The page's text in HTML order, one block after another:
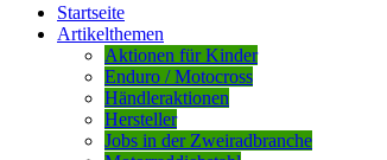
Startseite
Artikelthemen
Aktionen für Kinder
Enduro / Motocross
Händleraktionen
Hersteller
Jobs in der Zweiradbranche